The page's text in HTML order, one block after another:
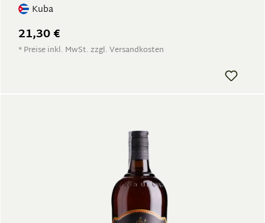
Kuba
21,30 €
* Preise inkl. MwSt. zzgl. Versandkosten